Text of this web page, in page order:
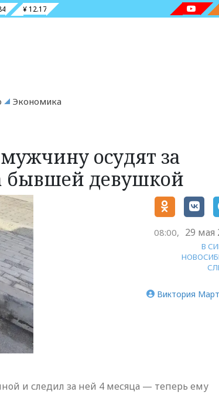
¥ 12.17
Экономика
осудят за
бывшей девушкой
08:00, 29 мая
В
Виктория
и следил за ней 4 месяца — теперь ему